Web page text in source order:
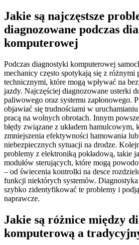
Jakie są najczęstsze
diagnozowane podczas
komputerowej
Podczas diagnostyki komputerowej
mechanicy często spotykają się z różnymi
technicznymi, które mogą wpływać na
jazdy. Najczęściej diagnozowane usterki
paliwowego oraz systemu zapłonowego.
objawiać się trudnościami w
pracą na wolnych obrotach. Innym
błędy związane z układem hamulcowym,
zmniejszenia efektywności hamowania
niebezpiecznych sytuacji na drodze.
problemy z elektroniką pokładową, takie
modułów sterujących, które mogą
– od świecenia kontrolki na desce
funkcji niektórych systemów.
szybko zidentyfikować te problemy i
naprawcze.
Jakie są różnice między
komputerową a